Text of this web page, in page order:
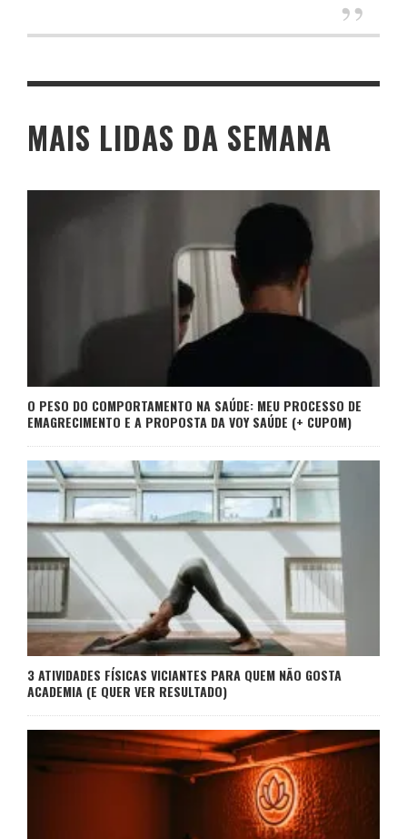
MAIS LIDAS DA SEMANA
O PESO DO COMPORTAMENTO NA SAÚDE: MEU PROCESSO DE
EMAGRECIMENTO E A PROPOSTA DA VOY SAÚDE (+ CUPOM)
3 ATIVIDADES FÍSICAS VICIANTES PARA QUEM NÃO GOSTA
ACADEMIA (E QUER VER RESULTADO)